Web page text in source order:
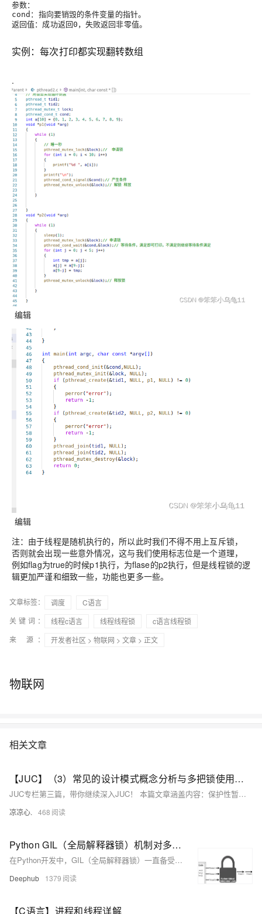
参数：
cond ：指向要销毁的条件变量的指针。
返回值：成功返回0 ，失败返回非零值。
实例：每次打印都实现翻转数组
.
编辑
编辑
注：由于线程是随机执行的，所以此时我们不得不用上互斥锁，
否则就会出现一些意外情况，这与我们使用标志位是一个道理，
例如flag为true的时候p1执行，为flase的p2执行，但是线程锁的逻
辑更加严谨和细致一些，功能也更多一些。
文章标签： 调度
C语言
关键词：
线程c语言 线程线程锁
c语言线程锁
来 源：
开发者社区 > 物联网 > 文章 > 正文
物联网
相关文章
【JUC】（3）常见的设计模式概念分析与多把锁使用场景！！理解线程状态转换条件！带你深入JUC！！文章全程笔记干货！！
JUC专栏第三篇，带你继续深入JUC！ 本篇文章涵盖内容：保护性暂停、生产者与消费者、Park&unPark、线程转换条件、多把锁情况分析、可重入锁、顺序控制 笔记共享！！文章全程干货！
凉凉心. 468
Python GIL（全局解释器锁）机制对多线程性能影响的深度分析
在Python开发中，GIL（全局解释器锁）一直备受关注。本文基于CPython解释器，探讨GIL的技术本质及其对程序性能的影响。GIL确保同一时刻只有一个线程执行代码，以保护内存管理的安全性，但也限制了多线程并行计算的效率。文章分析了GIL的必要性、局限性，并介绍了多进程、异步编程等替代方案。尽管Python 3.13计划移除GIL，但该特性至少要到2028年才会默认禁用，因此理解GIL仍至关重要。
Deephub 1379
【C语言】进程和线程详解